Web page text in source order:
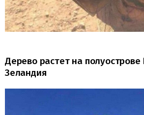
Дерево растет на полуострове
Зеландия